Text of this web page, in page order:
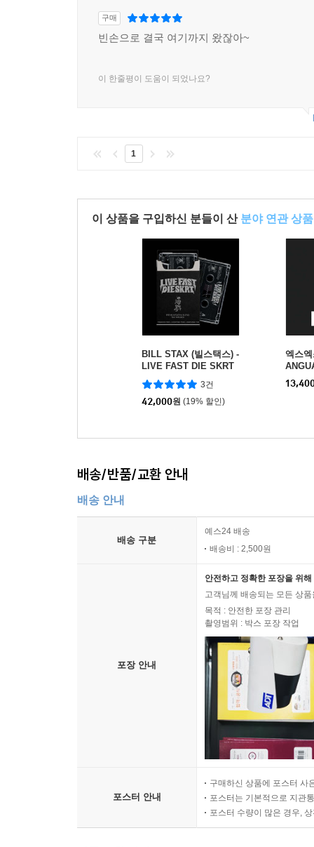
구매
빈손으로 결국 여기까지 왔잖아~
이 한줄평이 도움이 되었나요?
1
이 상품을 구입하신 분들이 산 분야 연관 상품
BILL STAX (빌스택스) -
LIVE FAST DIE SKRT
(카세트테이프)
3건
42,000원 (19% 할인)
엑스
배송/반품/교환 안내
배송 안내
배송 구분
예스24 배송
배송비 : 2,500원
포장 안내
안전하고 정확한 포장을 위
고객님께 배송되는 모든 상
목적 : 안전한 포장 관리
촬영범위 : 박스 포장 작업
포스터 안내
구매하신 상품에 포스터 사
포스터는 기본적으로 지관
포스터 수량이 많은 경우,